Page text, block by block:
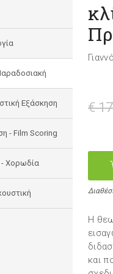
Εξάσκηση
- Film Scoring
Χορωδία
€
Η
και